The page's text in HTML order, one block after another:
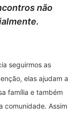
não
seguirmos as
elas ajudam a
família e também
comunidade. Assim